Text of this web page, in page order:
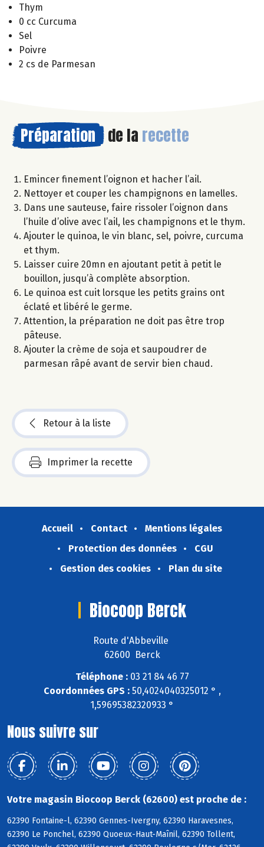
Thym
0 cc Curcuma
Sel
Poivre
2 cs de Parmesan
Préparation de la recette
Emincer finement l’oignon et hacher l’ail.
Nettoyer et couper les champignons en lamelles.
Dans une sauteuse, faire rissoler l’oignon dans
l’huile d’olive avec l’ail, les champignons et le thym.
Ajouter le quinoa, le vin blanc, sel, poivre, curcuma
et thym.
Laisser cuire 20mn en ajoutant petit à petit le
bouillon, jusqu’à complète absorption.
Le quinoa est cuit lorsque les petits grains ont
éclaté et libéré le germe.
Attention, la préparation ne doit pas être trop
pâteuse.
Ajouter la crème de soja et saupoudrer de
parmesan râpé avant de servir bien chaud.
Retour à la liste
Imprimer la recette
Accueil Contact
Mentions légales
Protection des données
CGU
Gestion des cookies
Plan du site
Biocoop Berck
Route d'Abbeville
62600 Berck
Téléphone :03 21 84 46 77
Coordonnées GPS :50,4024040325012 ° ,
1,59695382320933 °
Nous suivre sur
Votre magasin Biocoop Berck (62600) est proche de :
62390 Fontaine-l, 62390 Gennes-Ivergny, 62390 Haravesnes,
62390 Le Ponchel, 62390 Quoeux-Haut-Maînil, 62390 Tollent,